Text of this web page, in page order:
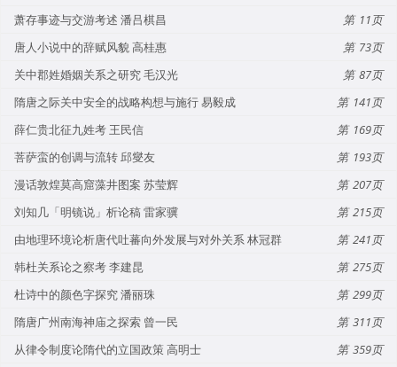
萧存事迹与交游考述 潘吕棋昌
11
唐人小说中的辞赋风貌 高桂惠
73
关中郡姓婚姻关系之研究 毛汉光
87
隋唐之际关中安全的战略构想与施行 易毅成
141
薛仁贵北征九姓考 王民信
169
菩萨蛮的创调与流转 邱燮友
193
漫话敦煌莫高窟藻井图案 苏莹辉
207
刘知几「明镜说」析论稿 雷家骥
215
由地理环境论析唐代吐蕃向外发展与对外关系 林冠群
241
韩杜关系论之察考 李建昆
275
杜诗中的颜色字探究 潘丽珠
299
隋唐广州南海神庙之探索 曾一民
311
从律令制度论隋代的立国政策 高明士
359